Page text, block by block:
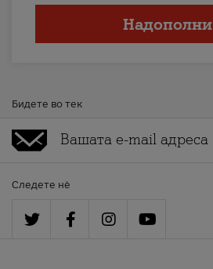
Надополни
Бидете во тек
Следете нè